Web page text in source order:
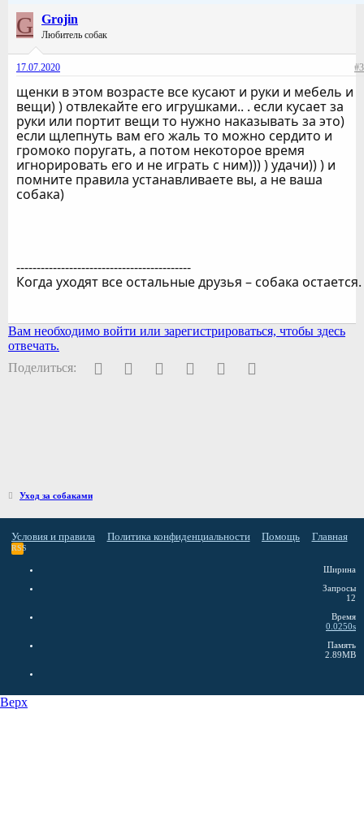
G Grojin
Любитель собак
17.07.2020 #3
щенки в этом возрасте все кусают и руки и мебель и
вещи) ) отвлекайте его игрушками.. . если кусает за
руки или портит вещи то нужно наказывать за это)
если щлепнуть вам его жаль то можно сердито и
громоко поругать, а потом некоторое время
игнорировать его и не играть с ним))) ) удачи)) ) и
помните правила устанавливаете вы, а не ваша
собака)
-------------------------------------------
Когда уходят все остальные друзья – собака остается.
Вам необходимо войти или зарегистрироваться, чтобы здесь
отвечать.
Поделиться:
FacebookTwitter PinterestWhatsAppЭлектронная почта
Уход за собаками
Условия и правила Политика конфиденциальности Помощь Главная
RSS
Ширина
Запросы
12
Время
0.0250s
Память
2.89MB
Верх